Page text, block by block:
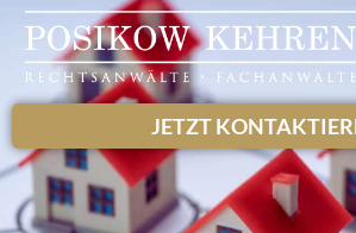
JETZT